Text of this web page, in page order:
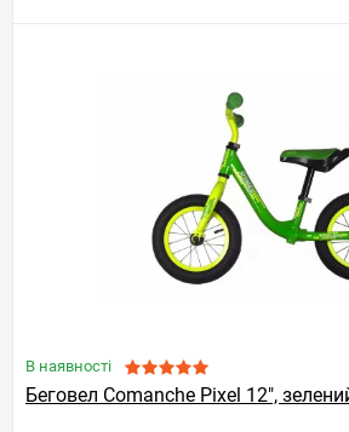
В наявності
Беговел Comanche Pixel 12",